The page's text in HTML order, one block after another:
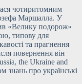
чотиритомним
Маршалла. У
«Велику подорож»
типову для
та прагнення
повернення він
the Ukraine and
знань про українські